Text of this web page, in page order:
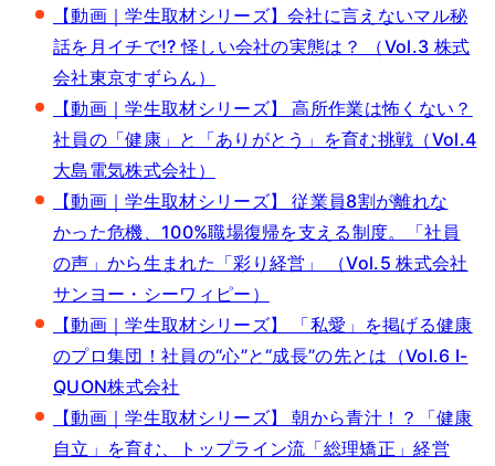
【動画｜学生取材シリーズ】会社に言えないマル秘
話を月イチで!? 怪しい会社の実態は？ （Vol.3 株式
会社東京すずらん）
【動画｜学生取材シリーズ】 高所作業は怖くない？
社員の「健康」と「ありがとう」を育む挑戦（Vol.4
大島電気株式会社）
【動画｜学生取材シリーズ】 従業員8割が離れな
かった危機、100%職場復帰を支える制度。「社員
の声」から生まれた「彩り経営」 （Vol.5 株式会社
サンヨー・シーワィピー）
【動画｜学生取材シリーズ】 「私愛」を掲げる健康
のプロ集団！社員の“心”と“成長”の先とは（Vol.6 I-
QUON株式会社
【動画｜学生取材シリーズ】 朝から青汁！？「健康
自立」を育む、トップライン流「総理矯正」経営